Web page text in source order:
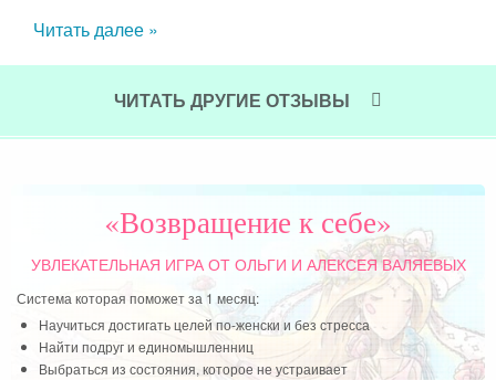
Читать далее »
ЧИТАТЬ ДРУГИЕ ОТЗЫВЫ
«Возвращение к себе»
УВЛЕКАТЕЛЬНАЯ ИГРАОТ ОЛЬГИ И АЛЕКСЕЯ ВАЛЯЕВЫХ
Система которая поможет за 1 месяц:
Научиться достигать целей по-женски и без стресса
Найти подруг и единомышленниц
Выбраться из состояния, которое не устраивает